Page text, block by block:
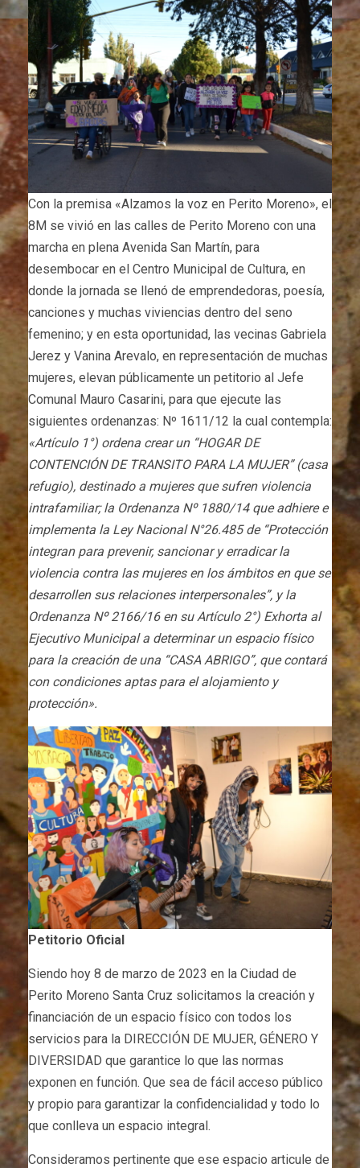
Con la premisa «Alzamos la voz en Perito Moreno», el
8M se vivió en las calles de Perito Moreno con una
marcha en plena Avenida San Martín, para
desembocar en el Centro Municipal de Cultura, en
donde la jornada se llenó de emprendedoras, poesía,
canciones y muchas viviencias dentro del seno
femenino; y en esta oportunidad, las vecinas Gabriela
Jerez y Vanina Arevalo, en representación de muchas
mujeres, elevan públicamente un petitorio al Jefe
Comunal Mauro Casarini, para que ejecute las
siguientes ordenanzas: Nº 1611/12 la cual contempla:
«Artículo 1°) ordena crear un “HOGAR DE
CONTENCIÓN DE TRANSITO PARA LA MUJER” (casa
refugio), destinado a mujeres que sufren violencia
intrafamiliar; la Ordenanza Nº 1880/14 que adhiere e
implementa la Ley Nacional N°26.485 de “Protección
integran para prevenir, sancionar y erradicar la
violencia contra las mujeres en los ámbitos en que se
desarrollen sus relaciones interpersonales”, y la
Ordenanza Nº 2166/16 en su Artículo 2°) Exhorta al
Ejecutivo Municipal a determinar un espacio físico
para la creación de una “CASA ABRIGO”, que contará
con condiciones aptas para el alojamiento y
protección».
Petitorio Oficial
Siendo hoy 8 de marzo de 2023 en la Ciudad de
Perito Moreno Santa Cruz solicitamos la creación y
financiación de un espacio físico con todos los
servicios para la DIRECCIÓN DE MUJER, GÉNERO Y
DIVERSIDAD que garantice lo que las normas
exponen en función. Que sea de fácil acceso público
y propio para garantizar la confidencialidad y todo lo
que conlleva un espacio integral.
Consideramos pertinente que ese espacio articule de